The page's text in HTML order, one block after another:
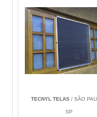
TECNYL TELAS/ SÃO
SP